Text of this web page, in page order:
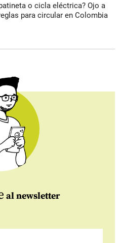
o cicla eléctrica? Ojo a
para circular en Colombia
al newsletter